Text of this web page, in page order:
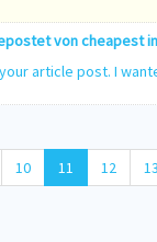
voncheapest
article post. I
10 11 12 13